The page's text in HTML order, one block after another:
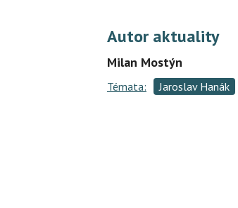
Autor aktuality
Milan Mostýn
Témata: Jaroslav Hanák